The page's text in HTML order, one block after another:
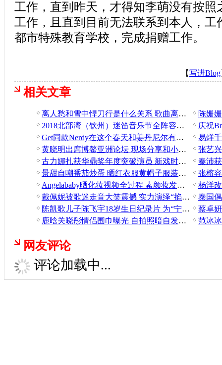
工作，直到昨天，才得知李萌没有按照
工作，且直到目前无法联系到本人，工
都市特殊教育学校，完成捐赠工作。
【写进Blog
相关文章
离人愁和雪中悍刀行是什么关系 歌曲离人愁是写给雪中的吗
陈姗
2018北部湾（钦州）迷笛音乐节全阵容时间表
Get同款Nerdy在这个春天和姜丹尼尔有个约！
黄晓明出席博鳌亚洲论坛 现场分享和小海绵相处细节
古力娜扎获华鼎奖年度突破演员 新戏时尚女魔头引期待
景甜自嘲番茄炒蛋 晒红衣服黄帽子服装搭配照甜美可人
Angelababy晒化妆视频全过程 素颜妆发前后差别大么？
戴佩妮被歌迷走音大笑震撼 实力演绎“掐大腿也要唱完”
陈凯歌儿子陈飞宇18岁生日纪录片 为“宁缺”对自己够“狠”
鹿晗关晓彤情侣围巾曝光 自拍照暗自发糖网友受暴击
网友评论
评论加载中...